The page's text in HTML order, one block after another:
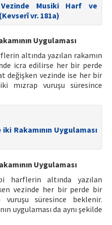
Musiki Harf ve
vr. 181a)
Uygulaması
altında yazılan rakamın
icra edilirse her bir perde
değişken vezinde ise her bir
mızrap vuruşu süresince
Rakamının Uygulaması
Uygulaması
harflerin altında yazılan
vezinde her bir perde bir
süresince beklenir.
uygulaması da aynı şekilde